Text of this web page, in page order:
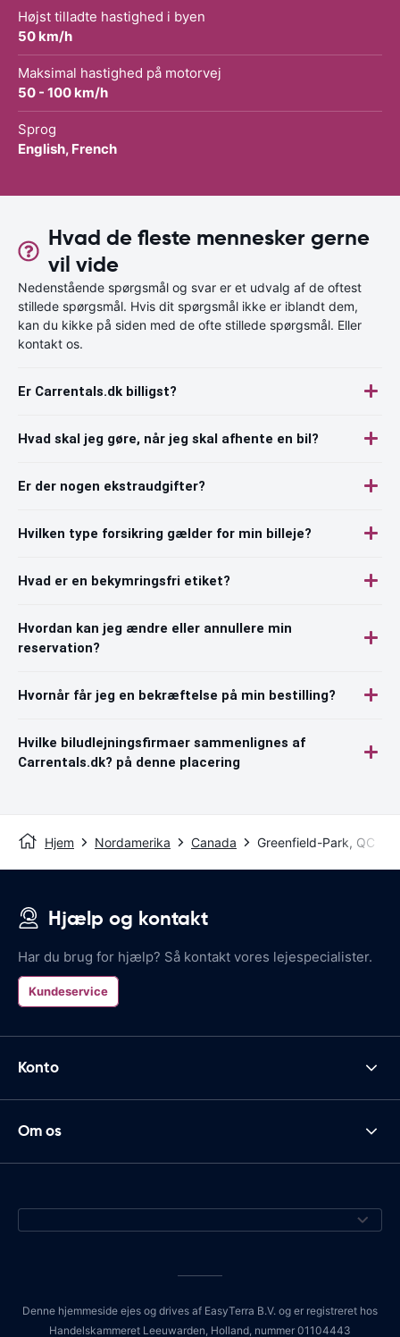
Højst tilladte hastighed i byen
50 km/h
Maksimal hastighed på motorvej
50 - 100 km/h
Sprog
English, French
Hvad de fleste mennesker gerne
vil vide
Nedenstående spørgsmål og svar er et udvalg af de oftest
stillede spørgsmål. Hvis dit spørgsmål ikke er iblandt dem,
kan du kikke på siden med de ofte stillede spørgsmål. Eller
kontakt os.
Er Carrentals.dk billigst?
Hvad skal jeg gøre, når jeg skal afhente en bil?
Er der nogen ekstraudgifter?
Hvilken type forsikring gælder for min billeje?
Hvad er en bekymringsfri etiket?
Hvordan kan jeg ændre eller annullere min
reservation?
Hvornår får jeg en bekræftelse på min bestilling?
Hvilke biludlejningsfirmaer sammenlignes af
Carrentals.dk? på denne placering
Hjem Nordamerika Canada Greenfield-Park, QC
Hjælp og kontakt
Har du brug for hjælp? Så kontakt vores lejespecialister.
Kundeservice
Konto
Om os
Denne hjemmeside ejes og drives af EasyTerra B.V. og er registreret hos
Handelskammeret Leeuwarden, Holland, nummer 01104443